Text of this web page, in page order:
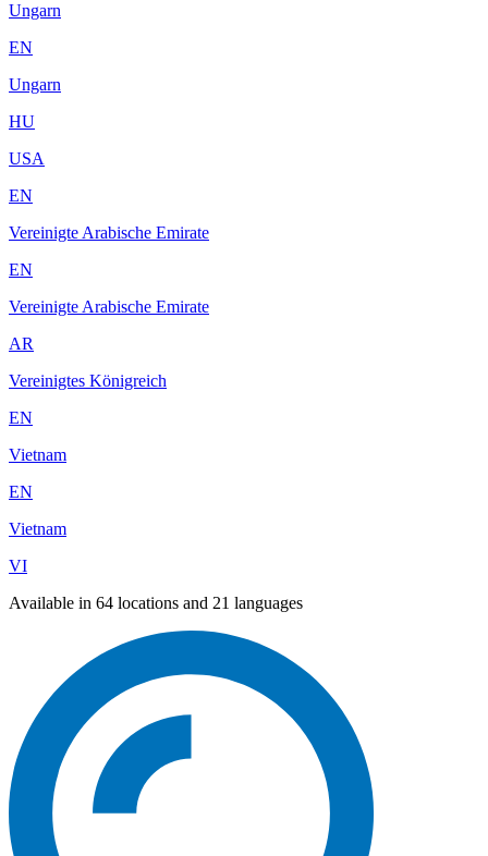
Ungarn
EN
Ungarn
HU
USA
EN
Vereinigte Arabische Emirate
EN
Vereinigte Arabische Emirate
AR
Vereinigtes Königreich
EN
Vietnam
EN
Vietnam
VI
Available in 64 locations and 21 languages